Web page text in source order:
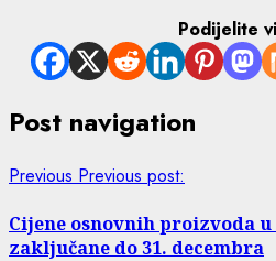
Podijelite
Post navigation
Previous Previous post:
Cijene osnovnih proizvoda u
zaključane do 31. decembra